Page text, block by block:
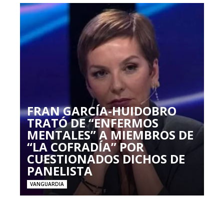
FRAN GARCÍA-HUIDOBRO
TRATÓ DE “ENFERMOS
MENTALES” A MIEMBROS DE
“LA COFRADÍA” POR
CUESTIONADOS DICHOS DE
PANELISTA
VANGUARDIA